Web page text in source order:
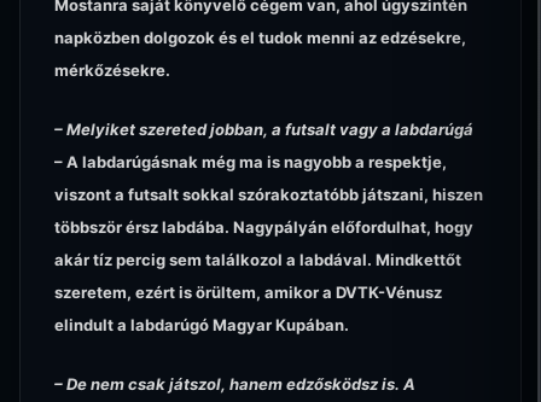
Mostanra saját könyvelő cégem van, ahol úgyszintén
napközben dolgozok és el tudok menni az edzésekre,
mérkőzésekre.
– Melyiket szereted jobban, a futsalt vagy a labdarúgá
– A labdarúgásnak még ma is nagyobb a respektje,
viszont a futsalt sokkal szórakoztatóbb játszani, hiszen
többször érsz labdába. Nagypályán előfordulhat, hogy
akár tíz percig sem találkozol a labdával. Mindkettőt
szeretem, ezért is örültem, amikor a DVTK-Vénusz
elindult a labdarúgó Magyar Kupában.
– De nem csak játszol, hanem edzősködsz is. A